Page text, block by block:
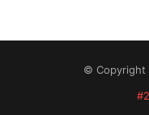
© Copyright